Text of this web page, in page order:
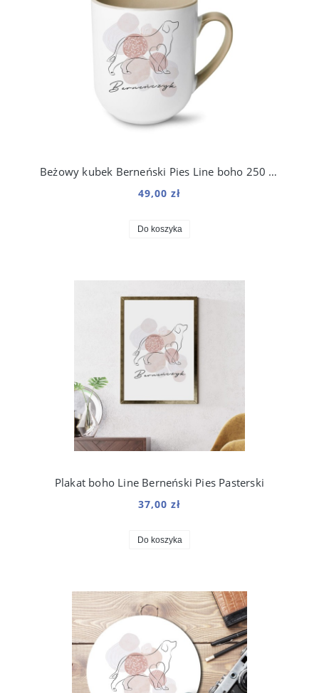
Beżowy kubek Berneński Pies Line boho 250 ml
49,00 zł
Do koszyka
Plakat boho Line Berneński Pies Pasterski
37,00 zł
Do koszyka